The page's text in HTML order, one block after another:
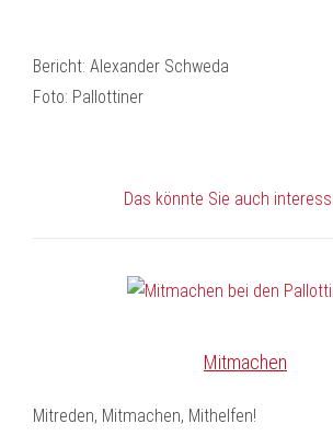
Bericht: Alexander Schweda
Foto: Pallottiner
Das könnte Sie auch
Mitmachen
Mitreden, Mitmachen, Mithelfen!